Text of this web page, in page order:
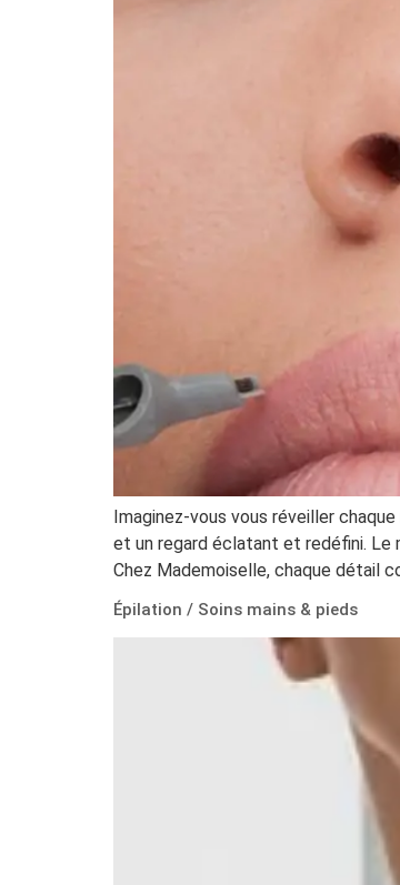
Imaginez-vous vous réveiller
et un regard éclatant et redéfini. Le
Chez Mademoiselle, chaque détail
Épilation / Soins mains & pieds